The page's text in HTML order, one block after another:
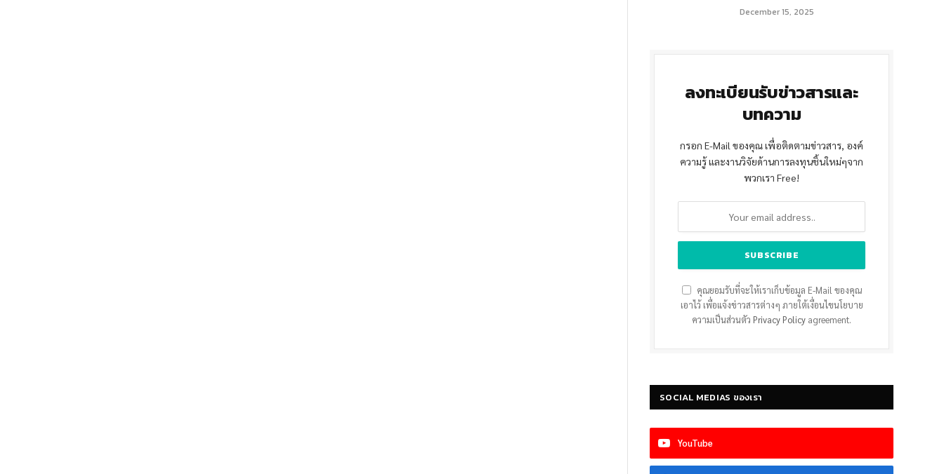
December 15, 2025
ลงทะเบียนรับข่าวสารและ
บทความ
กรอก E-Mail ของคุณ เพื่อติดตามข่าวสาร, องค์
ความรู้ และงานวิจัยด้านการลงทุนชิ้นใหม่ๆจาก
พวกเรา Free!
คุณยอมรับที่จะให้เราเก็บข้อมูล E-Mail ของคุณ
เอาไว้ เพื่อแจ้งข่าวสารต่างๆ ภายใต้เงื่อนไขนโยบาย
ความเป็นส่วนตัว Privacy Policy agreement.
SOCIAL MEDIAS ของเรา
YouTube